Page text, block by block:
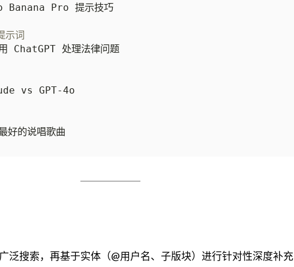
/last30days Nano Banana Pro 提示技巧
示词
/last30days 如何用 ChatGPT 处理法律问题
泛搜索，再基于实体（@用户名、子版块）进行针对性深度补充